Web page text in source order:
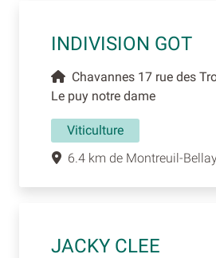
INDIVISION GOT
Chavannes 17 rue des
Le puy notre dame
Viticulture
6.4 km de Montreuil-
JACKY CLEE